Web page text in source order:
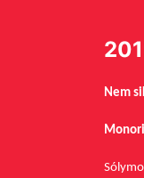
Nem
Monori